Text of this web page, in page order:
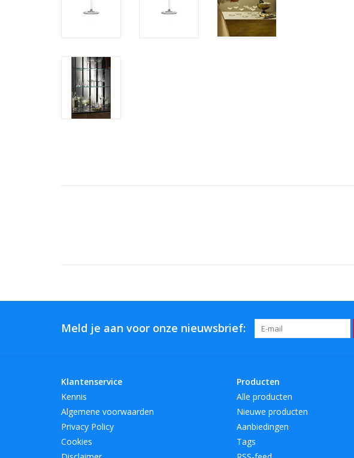
Meld je aan voor onze nieuwsbrief:
Klantenservice
Kennis
Algemene voorwaarden
Privacy Policy
Cookies
Producten
Alle producten
Nieuwe producten
Aanbiedingen
Tags